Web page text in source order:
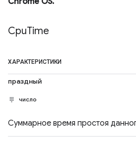
CpuTime
ХАРАКТЕРИСТИКИ
праздный
число
Суммарное время простоя